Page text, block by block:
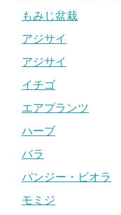
もみじ盆栽
アジサイ
アジサイ
イチゴ
エアプランツ
ハーブ
バラ
パンジー・ビオラ
モミジ